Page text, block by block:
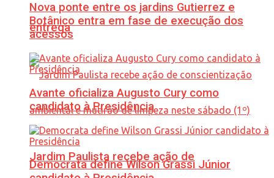
entrega
Jardim Paulista recebe ação de
Nova ponte entre os jardins Gutierrez e
Botânico entra em fase de execução dos
acessos
Avante oficializa Augusto Cury como
candidato à Presidência
Democrata define Wilson Grassi Júnior